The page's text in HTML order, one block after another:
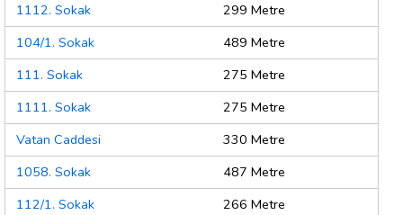
1112. Sokak
299 Metre
104/1. Sokak
489 Metre
111. Sokak
275 Metre
1111. Sokak
275 Metre
Vatan Caddesi
330 Metre
1058. Sokak
487 Metre
112/1. Sokak
266 Metre